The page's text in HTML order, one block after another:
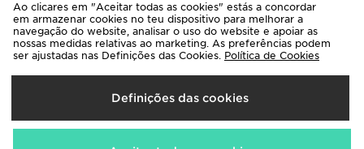
Seleciona O País
Portugal
Aceitamos os seguintes métodos de pagamento
Ao clicares em "Aceitar todas as cookies" estás a concordar
em armazenar cookies no teu dispositivo para melhorar a
navegação do website, analisar o uso do website e apoiar as
nossas medidas relativas ao marketing. As preferências podem
ser ajustadas nas Definições das Cookies. Política de Cookies
Definições das cookies